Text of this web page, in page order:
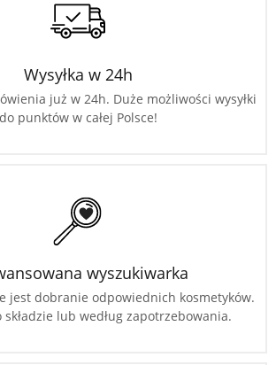
Wysyłka w 24h
już w 24h. Duże możliwości wysyłki
do punktów w całej Polsce!
wyszukiwarka
jest dobranie odpowiednich kosmetyków.
składzie lub według zapotrzebowania.